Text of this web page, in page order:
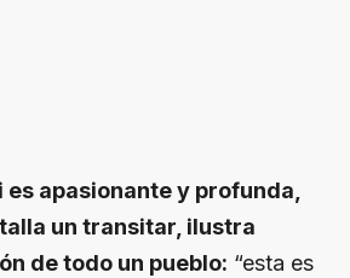
apasionante y profunda,
un transitar, ilustra
de todo un pueblo: “esta es